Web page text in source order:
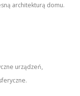
architekturą domu.
urządzeń,